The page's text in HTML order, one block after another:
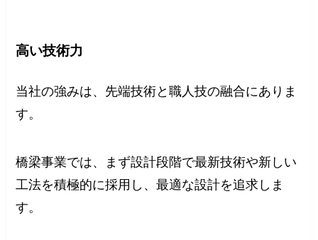
高い技術力
当社の強みは、先端技術と職人技の融合にありま
す。
橋梁事業では、まず設計段階で最新技術や新しい
工法を積極的に採用し、最適な設計を追求しま
す。